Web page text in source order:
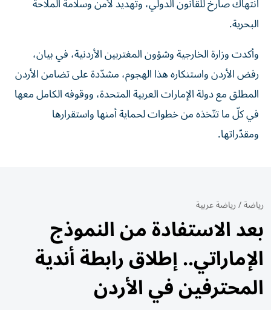
انتهاك صارخ للقانون الدولي، وتهديد لأمن وسلامة الملاحة
البحرية.
وأكدت وزارة الخارجية وشؤون المغتربين الأردنية، في بيان،
رفض الأردن واستنكاره هذا الهجوم، مشدّدة على تضامن الأردن
المطلق مع دولة الإمارات العربية المتحدة، ووقوفه الكامل معها
في كلّ ما تتّخذه من خطوات لحماية أمنها واستقرارها
ومقدّراتها.
رياضة/رياضة عربية
بعد الاستفادة من النموذج
الإماراتي.. إطلاق رابطة أندية
المحترفين في الأردن